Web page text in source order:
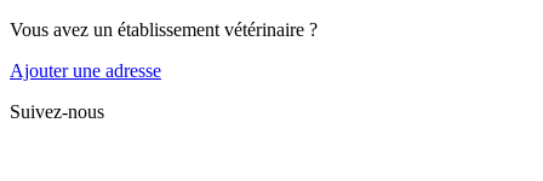
Vous avez un établissement vétérinaire ?
Ajouter une adresse
Suivez-nous